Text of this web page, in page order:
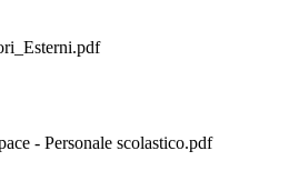
- Personale scolastico.pdf